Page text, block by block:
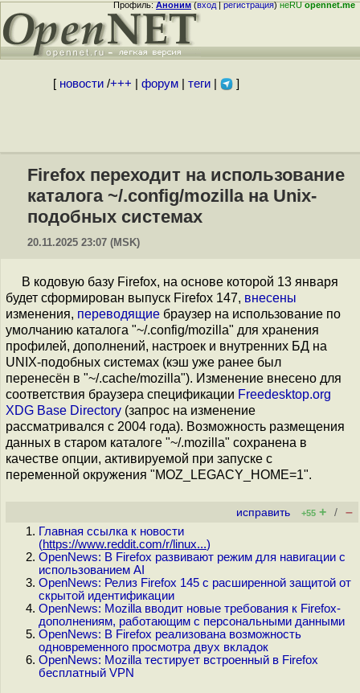
Профиль:Аноним(вход|регистрация)неRUopennet.me
[ новости/+++ форум| теги| ]
Firefox переходит на использование
каталога ~/.config/mozilla на Unix-
подобных системах
20.11.2025 23:07 (MSK)
В кодовую базу Firefox, на основе которой 13 января
будет сформирован выпуск Firefox 147, внесены
изменения, переводящие браузер на использование по
умолчанию каталога "~/.config/mozilla" для хранения
профилей, дополнений, настроек и внутренних БД на
UNIX-подобных системах (кэш уже ранее был
перенесён в "~/.cache/mozilla"). Изменение внесено для
соответствия браузера спецификации Freedesktop.org
XDG Base Directory (запрос на изменение
рассматривался с 2004 года). Возможность размещения
данных в старом каталоге "~/.mozilla" сохранена в
качестве опции, активируемой при запуске с
переменной окружения "MOZ_LEGACY_HOME=1".
исправить +55 + / –
Главная ссылка к новости
(https://www.reddit.com/r/linux...)
OpenNews: В Firefox развивают режим для навигации с
использованием AI
OpenNews: Релиз Firefox 145 с расширенной защитой от
скрытой идентификации
OpenNews: Mozilla вводит новые требования к Firefox-
дополнениям, работающим с персональными данными
OpenNews: В Firefox реализована возможность
одновременного просмотра двух вкладок
OpenNews: Mozilla тестирует встроенный в Firefox
бесплатный VPN